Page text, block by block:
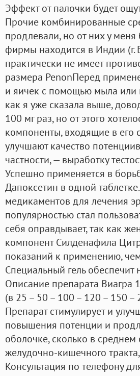
Эффект от палочки будет
Прочие комбинированные
продлевали, но от них у
фирмы находится в Индии (г.
практически не имеет
размера PenonПеред
и яичек с помощью мыла или
как я уже сказала выше,
100 мг раз, но от этого
компоненты, входящие в его
улучшают качество
частности, — выработку
Успешно применяется в
Дапоксетин в одной
медикаментов для лечения
популярностью стал
себя оправдывает, так как
компонент Силденафила
показаний к применению,
Специальный гель
Описание препарата Виагра
(в 25 – 50 – 100 – 120 – 150
Препарат стимулирует и
повышения потенции и
оболочке, сколько в
желудочно-кишечного
Консультация по телефону